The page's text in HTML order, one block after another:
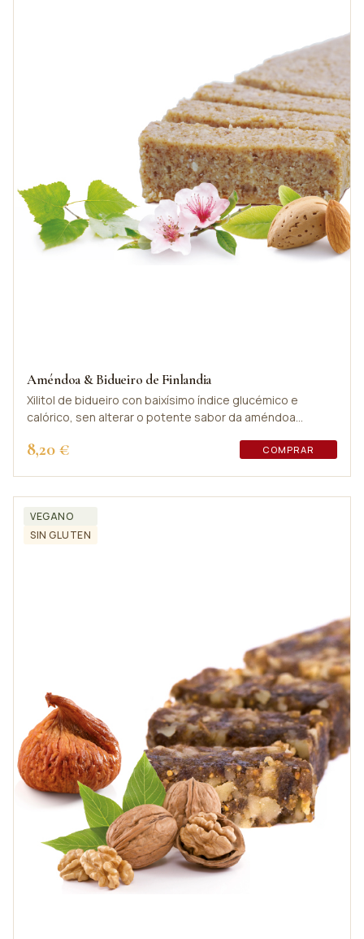
Améndoa & Bidueiro de Finlandia
Xilitol de bidueiro con baixísimo índice glucémico e
calórico, sen alterar o potente sabor da améndoa
8,20 € COMPRAR
VEGANO
SIN GLUTEN